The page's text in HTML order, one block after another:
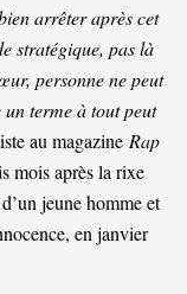
arrêter après cet
stratégique, pas là
personne ne peut
terme à tout peut
au magazine Rap
mois après la rixe
jeune homme et
en janvier